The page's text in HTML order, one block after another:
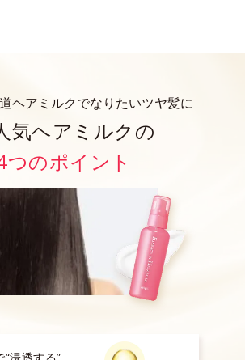
ヘアミルクでなりたいツヤ髪に
気ヘアミルクの
つのポイント